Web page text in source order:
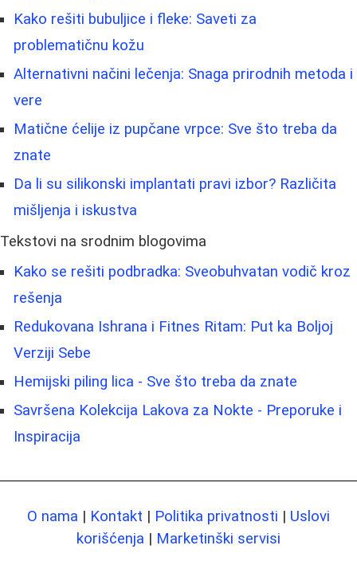
Kako rešiti bubuljice i fleke: Saveti za
problematičnu kožu
Alternativni načini lečenja: Snaga prirodnih metoda i
vere
Matične ćelije iz pupčane vrpce: Sve što treba da
znate
Da li su silikonski implantati pravi izbor? Različita
mišljenja i iskustva
Tekstovi na srodnim blogovima
Kako se rešiti podbradka: Sveobuhvatan vodič kroz
rešenja
Redukovana Ishrana i Fitnes Ritam: Put ka Boljoj
Verziji Sebe
Hemijski piling lica - Sve što treba da znate
Savršena Kolekcija Lakova za Nokte - Preporuke i
Inspiracija
O nama | Kontakt | Politika privatnosti | Uslovi
korišćenja | Marketinški servisi